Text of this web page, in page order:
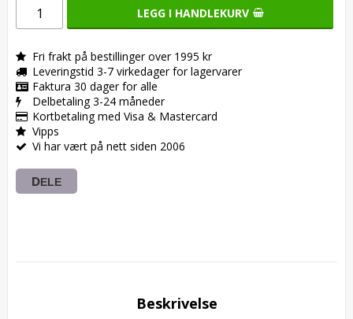
LEGG I HANDLEKURV
Fri frakt på bestillinger over 1995 kr
Leveringstid 3-7 virkedager for lagervarer
Faktura 30 dager for alle
Delbetaling 3-24 måneder
Kortbetaling med Visa & Mastercard
Vipps
Vi har vært på nett siden 2006
DELE
Beskrivelse